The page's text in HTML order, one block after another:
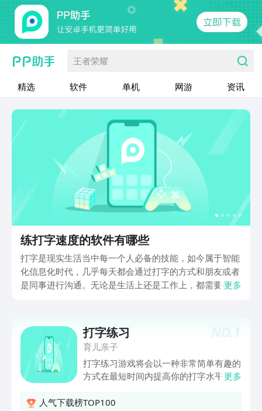
王者荣耀
精选 软件 单机 网游 资讯
练打字速度的软件有哪些
打字是现实生活当中每一个人必备的技能，如今属于智能
化信息化时代，几乎每天都会通过打字的方式和朋友或者
是同事进行沟通。无论是生活上还是工作上，都需要拥有
势，提升打字速度的同时也能提升工作效率，接下来小编
为大家推荐几款可以练习打字速度的app。
更多
NO.1
打字练习
育儿亲子
打字练习游戏将会以一种非常简单有趣的
方式在最短时间内提高你的打字水平。你
回短信太慢已经表示不满？我们为您找到
更多
人气下载榜TOP100